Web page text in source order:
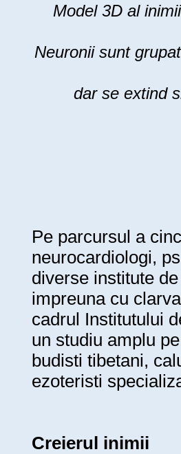
Model 3D al
Neuronii sunt
dar se extind
Pe parcursul a
neurocardiologi,
diverse institute
impreuna cu
cadrul Institutului
un studiu amplu
budisti tibetani,
ezoteristi
Creierul inimii